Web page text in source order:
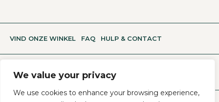
We value your privacy
We use cookies to enhance your browsing experience,
VIND ONZE WINKEL FAQ HULP & CONTACT